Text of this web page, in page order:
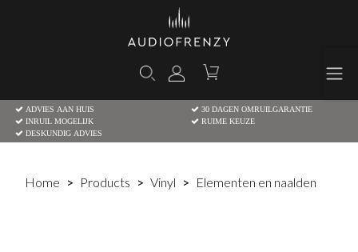
ADVIES AAN HUIS
30 DAGEN OMRUILGARANTIE
INRUIL MOGELIJK
RUIME KEUZE
DESKUNDIG ADVIES
Home Products Vinyl Elementen en naalden